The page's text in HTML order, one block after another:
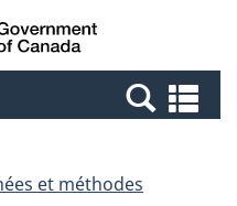
Canada
et
et méthodes